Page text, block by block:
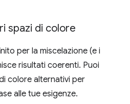
spazi di colore
per la miscelazione (e i
risultati coerenti. Puoi
colore alternativi per
alle tue esigenze.